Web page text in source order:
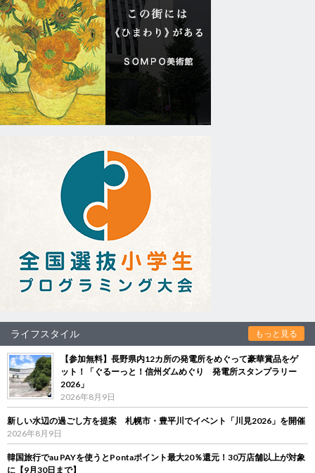
ライフスタイル もっと見る
【参加無料】長野県内12カ所の発電所をめぐって豪華賞品をゲ
ット！「ぐるーっと！信州ダムめぐり 発電所スタンプラリー
2026」
2026年8月9日
新しい水辺の過ごし方を提案 札幌市・豊平川でイベント「川見2026」を開催
2026年8月9日
韓国旅行でau PAYを使うとPontaポイント最大20％還元！30万店舗以上が対象
に【9月30日まで】